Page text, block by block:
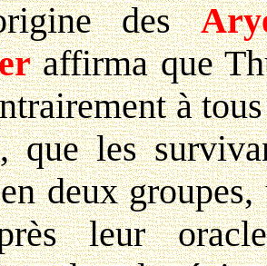
des
affirma que
à
que les
deux
leur